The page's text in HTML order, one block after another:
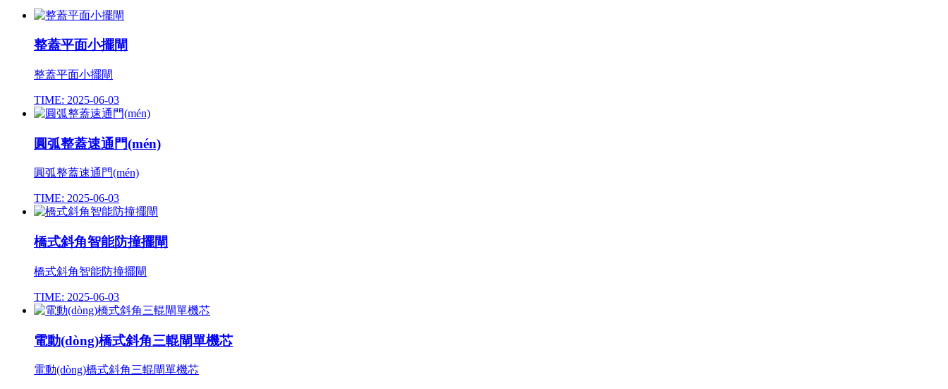
整蓋平面小擺閘
整蓋平面小擺閘
TIME: 2025-06-03
圓弧整蓋速通門(mén)
圓弧整蓋速通門(mén)
TIME: 2025-06-03
橋式斜角智能防撞擺閘
橋式斜角智能防撞擺閘
TIME: 2025-06-03
電動(dòng)橋式斜角三輥閘單機芯
電動(dòng)橋式斜角三輥閘單機芯